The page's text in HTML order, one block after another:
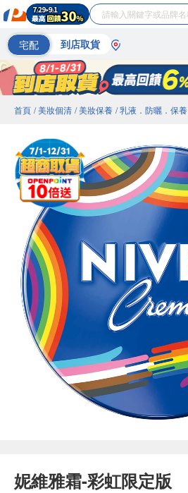
宅配 到店取貨
首頁 / 美妝個清 / 美妝保養 / 乳液．防曬．保養
妮維雅霜-彩虹限定版